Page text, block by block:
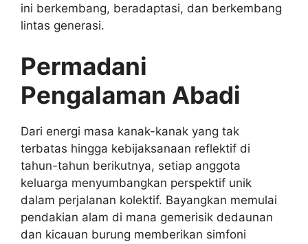
ini berkembang, beradaptasi, dan berkembang
lintas generasi.
Permadani
Pengalaman Abadi
Dari energi masa kanak-kanak yang tak
terbatas hingga kebijaksanaan reflektif di
tahun-tahun berikutnya, setiap anggota
keluarga menyumbangkan perspektif unik
dalam perjalanan kolektif. Bayangkan memulai
pendakian alam di mana gemerisik dedaunan
dan kicauan burung memberikan simfoni